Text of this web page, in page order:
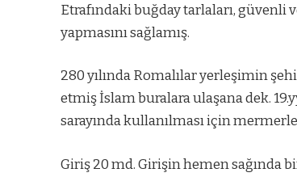
Etrafındaki buğday tarlaları, güvenli
yapmasını sağlamış.
280 yılında Romalılar yerleşimin
etmiş İslam buralara ulaşana dek.
sarayında kullanılması için
Giriş 20 md. Girişin hemen sağında